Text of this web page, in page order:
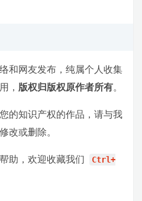
和网友发布，纯属个人收集
， 版权归版权原作者所有。
的知识产权的作品，请与我
改或删除。
助，欢迎收藏我们
Ctrl+